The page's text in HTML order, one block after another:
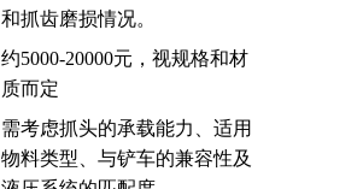
和抓齿磨损情况。
约5000-20000元，视规格和材
质而定
需考虑抓头的承载能力、适用
物料类型、与铲车的兼容性及